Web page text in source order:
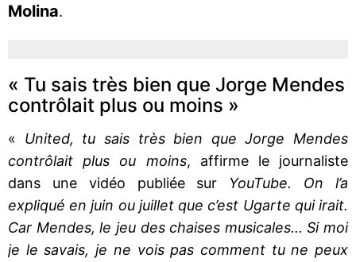
Molina.
« Tu sais très bien que Jorge Mendes
contrôlait plus ou moins »
« United, tu sais très bien que Jorge Mendes
contrôlait plus ou moins, affirme le journaliste
dans une vidéo publiée sur YouTube. On l’a
expliqué en juin ou juillet que c’est Ugarte qui irait.
Car Mendes, le jeu des chaises musicales… Si moi
je le savais, je ne vois pas comment tu ne peux